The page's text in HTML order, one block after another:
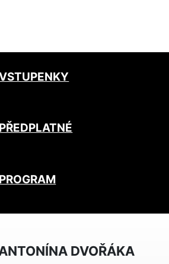
PŘEDPLATNÉ
PROGRAM
DVOŘÁKA